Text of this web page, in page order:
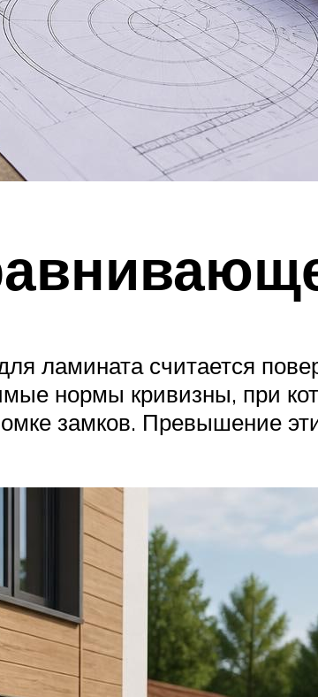
ламината считается
нормы кривизны, при
замков. Превышение